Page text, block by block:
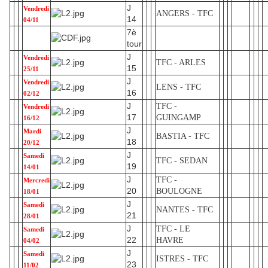
Vendredi
04/11
J
14
ANGERS - TFC
7è
tour
Vendredi
25/11
J
15
TFC - ARLES
Vendredi
02/12
J
16
LENS - TFC
Vendredi
16/12
J
17
TFC -
GUINGAMP
Mardi
20/12
J
18
BASTIA - TFC
Samedi
14/01
J
19
TFC - SEDAN
Mercredi
18/01
J
20
TFC -
BOULOGNE
Samedi
28/01
J
21
NANTES - TFC
Samedi
04/02
J
22
TFC - LE
HAVRE
Samedi
11/02
J
23
ISTRES - TFC